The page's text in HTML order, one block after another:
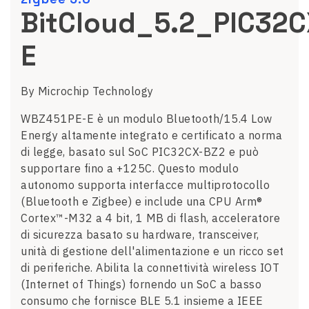
E
By Microchip Technology
WBZ451PE-E è un modulo Bluetooth/15.4 Low
Energy altamente integrato e certificato a norma
di legge, basato sul SoC PIC32CX-BZ2 e può
supportare fino a +125C. Questo modulo
autonomo supporta interfacce multiprotocollo
(Bluetooth e Zigbee) e include una CPU Arm®
Cortex™-M32 a 4 bit, 1 MB di flash, acceleratore
di sicurezza basato su hardware, transceiver,
unità di gestione dell'alimentazione e un ricco set
di periferiche. Abilita la connettività wireless IOT
(Internet of Things) fornendo un SoC a basso
consumo che fornisce BLE 5.1 ​​insieme a IEEE